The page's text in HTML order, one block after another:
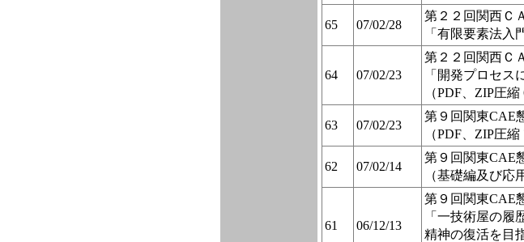
65 07/02/28
第２２回関西Ｃ
「有限要素法
64 07/02/23
第２２回関西
「開発プロセス
（PDF、ZIP圧
63 07/02/23
第９回関東CAE
（PDF、ZIP圧
62 07/02/14
第９回関東CAE
（基礎編及び応
61 06/12/13
第９回関東
「一技術屋の
精神の復活を目